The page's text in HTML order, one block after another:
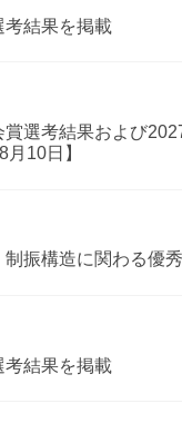
結果を掲載
選考結果および
10日】
振構造に関わる優
結果を掲載